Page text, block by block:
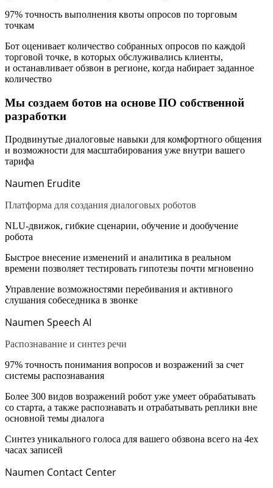
97% точность выполнения квоты опросов по торговым
точкам
Бот оценивает количество собранных опросов по каждой
торговой точке, в которых обслуживались клиенты,
и останавливает обзвон в регионе, когда набирает заданное
количество
Мы создаем ботов на основе ПО собственной
разработки
Продвинутые диалоговые навыки для комфортного общения
и возможности для масштабирования уже внутри вашего
тарифа
Naumen Erudite
Платформа для создания диалоговых роботов
NLU-движок, гибкие сценарии, обучение и дообучение
робота
Быстрое внесение изменений и аналитика в реальном
времени позволяет тестировать гипотезы почти мгновенно
Управление возможностями перебивания и активного
слушания собеседника в звонке
Naumen Speech AI
Распознавание и синтез речи
97% точность понимания вопросов и возражений за счет
системы распознавания
Более 300 видов возражений робот уже умеет обрабатывать
со старта, а также распознавать и отрабатывать реплики вне
основной темы диалога
Синтез уникального голоса для вашего обзвона всего на 4ех
часах записей
Naumen Contact Center